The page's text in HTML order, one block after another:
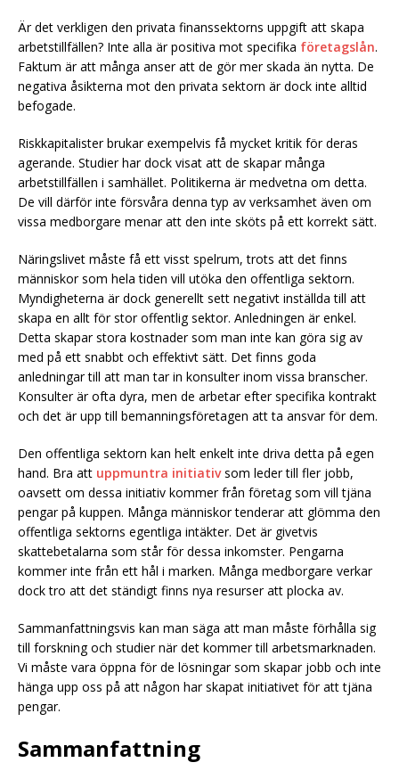
Är det verkligen den privata finanssektorns uppgift att skapa
arbetstillfällen? Inte alla är positiva mot specifika företagslån.
Faktum är att många anser att de gör mer skada än nytta. De
negativa åsikterna mot den privata sektorn är dock inte alltid
befogade.
Riskkapitalister brukar exempelvis få mycket kritik för deras
agerande. Studier har dock visat att de skapar många
arbetstillfällen i samhället. Politikerna är medvetna om detta.
De vill därför inte försvåra denna typ av verksamhet även om
vissa medborgare menar att den inte sköts på ett korrekt sätt.
Näringslivet måste få ett visst spelrum, trots att det finns
människor som hela tiden vill utöka den offentliga sektorn.
Myndigheterna är dock generellt sett negativt inställda till att
skapa en allt för stor offentlig sektor. Anledningen är enkel.
Detta skapar stora kostnader som man inte kan göra sig av
med på ett snabbt och effektivt sätt. Det finns goda
anledningar till att man tar in konsulter inom vissa branscher.
Konsulter är ofta dyra, men de arbetar efter specifika kontrakt
och det är upp till bemanningsföretagen att ta ansvar för dem.
Den offentliga sektorn kan helt enkelt inte driva detta på egen
hand. Bra att uppmuntra initiativsom leder till fler jobb,
oavsett om dessa initiativ kommer från företag som vill tjäna
pengar på kuppen. Många människor tenderar att glömma den
offentliga sektorns egentliga intäkter. Det är givetvis
skattebetalarna som står för dessa inkomster. Pengarna
kommer inte från ett hål i marken. Många medborgare verkar
dock tro att det ständigt finns nya resurser att plocka av.
Sammanfattningsvis kan man säga att man måste förhålla sig
till forskning och studier när det kommer till arbetsmarknaden.
Vi måste vara öppna för de lösningar som skapar jobb och inte
hänga upp oss på att någon har skapat initiativet för att tjäna
pengar.
Sammanfattning